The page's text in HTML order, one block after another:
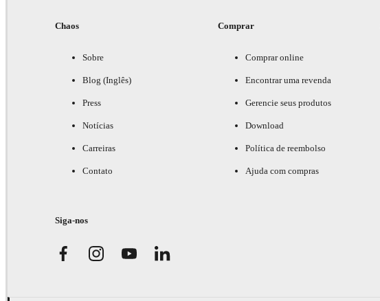
Chaos
Sobre
Blog (Inglês)
Press
Notícias
Carreiras
Contato
Comprar
Comprar online
Encontrar uma revenda
Gerencie seus produtos
Download
Política de reembolso
Ajuda com compras
Siga-nos